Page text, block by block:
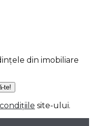
din imobiliare
site-ului.